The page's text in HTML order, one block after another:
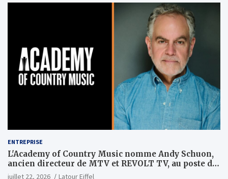
ENTREPRISE
L'Academy of Country Music nomme Andy Schuon,
ancien directeur de MTV et REVOLT TV, au poste de
PDG
juillet 22, 2026 Latour Eiffel